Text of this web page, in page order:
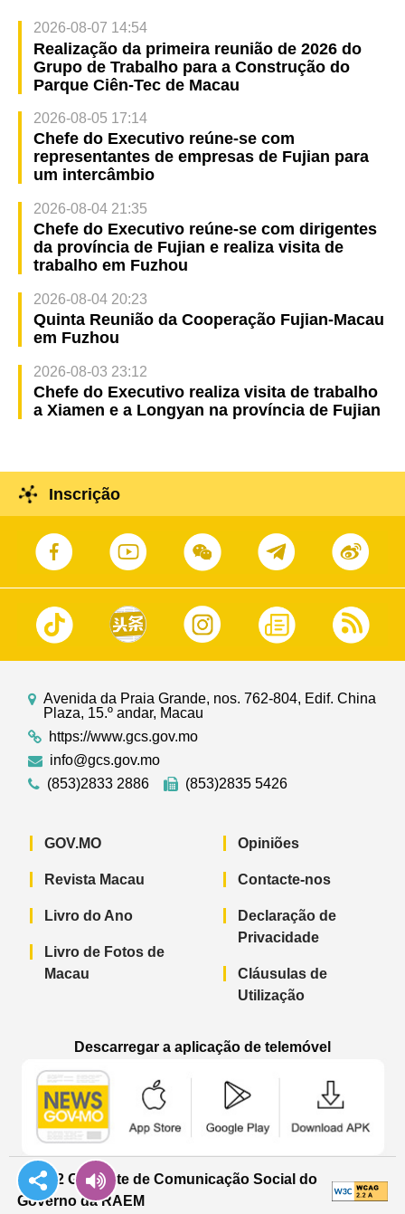
2026-08-07 14:54
Realização da primeira reunião de 2026 do
Grupo de Trabalho para a Construção do
Parque Ciên-Tec de Macau
2026-08-05 17:14
Chefe do Executivo reúne-se com
representantes de empresas de Fujian para
um intercâmbio
2026-08-04 21:35
Chefe do Executivo reúne-se com dirigentes
da província de Fujian e realiza visita de
trabalho em Fuzhou
2026-08-04 20:23
Quinta Reunião da Cooperação Fujian-Macau
em Fuzhou
2026-08-03 23:12
Chefe do Executivo realiza visita de trabalho
a Xiamen e a Longyan na província de Fujian
Inscrição
Avenida da Praia Grande, nos. 762-804, Edif. China
Plaza, 15.º andar, Macau
https://www.gcs.gov.mo
info@gcs.gov.mo
(853)2833 2886
(853)2835 5426
GOV.MO
Revista Macau
Livro do Ano
Livro de Fotos de
Macau
Opiniões
Contacte-nos
Declaração de
Privacidade
Cláusulas de
Utilização
Descarregar a aplicação de telemóvel
© 2022 Gabinete de Comunicação Social do
Governo da RAEM